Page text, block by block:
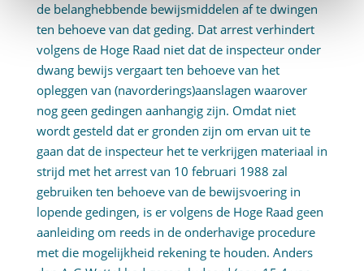
de belanghebbende bewijsmiddelen af te dwingen
ten behoeve van dat geding. Dat arrest verhindert
volgens de Hoge Raad niet dat de inspecteur onder
dwang bewijs vergaart ten behoeve van het
opleggen van (navorderings)aanslagen waarover
nog geen gedingen aanhangig zijn. Omdat niet
wordt gesteld dat er gronden zijn om ervan uit te
gaan dat de inspecteur het te verkrijgen materiaal in
strijd met het arrest van 10 februari 1988 zal
gebruiken ten behoeve van de bewijsvoering in
lopende gedingen, is er volgens de Hoge Raad geen
aanleiding om reeds in de onderhavige procedure
met die mogelijkheid rekening te houden. Anders